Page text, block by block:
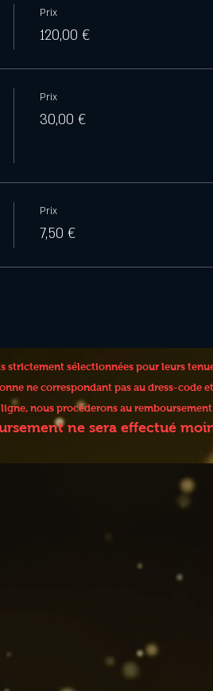
Prix
120,00 €
Prix
30,00 €
Prix
7,50 €
strictement sélectionnées pour leurs
ne correspondant pas au dress-code
nous procèderons au
ne sera effectué